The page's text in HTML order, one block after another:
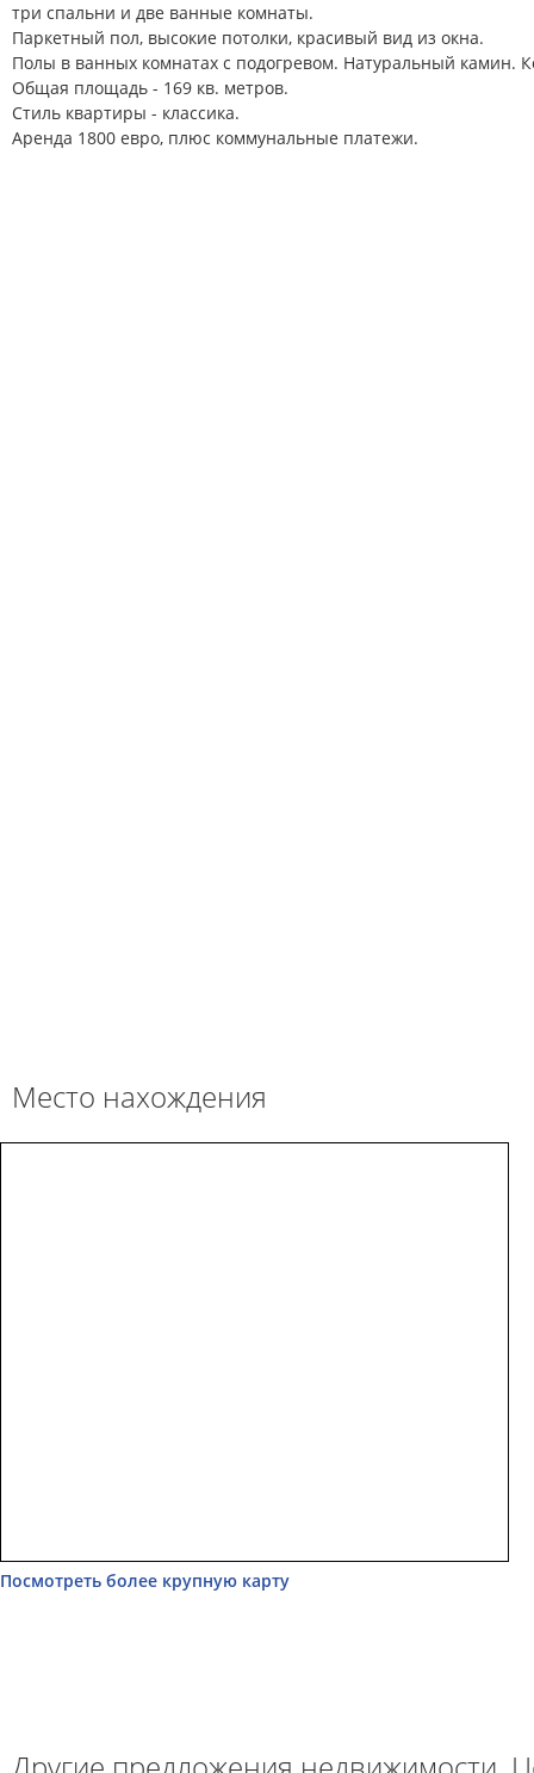
три спальни и две ванные комнаты.
Паркетный пол, высокие потолки, красивый вид из окна.
Полы в ванных комнатах с подогревом. Натуральный камин.
Общая площадь - 169 кв. метров.
Стиль квартиры - классика.
Аренда 1800 евро, плюс коммунальные платежи.
Место нахождения
Посмотреть более крупную карту